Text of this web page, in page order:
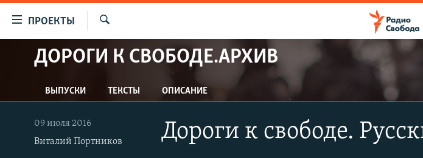
упрощенного
доступа
Вернуться
к
основному
содержанию
ПРОЕКТЫ
ПРОГРАММЫ
АВТОРСКИЕ ПРОЕКТЫ
ЦИТАТЫ СВОБОДЫ
МНЕНИЯ
ДОРОГИ К СВОБОДЕ.АРХИВ
Apple
ВЫПУСКИ ТЕКСТЫ ОПИСАНИЕ
Дороги к свободе.
09 июля 2016
Виталий Портников